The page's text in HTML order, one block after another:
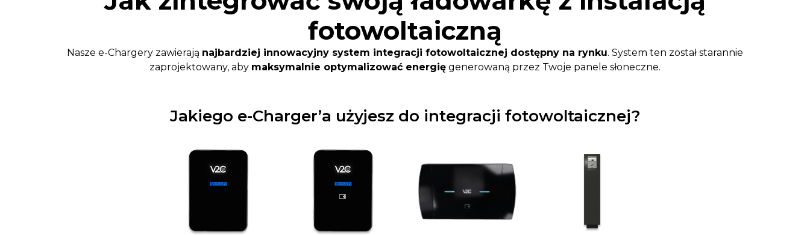
fotowoltaiczną
Nasze e-Chargery zawierają najbardziej innowacyjny system integracji fotowoltaicznej dostępny na rynku. System ten został starannie
zaprojektowany, aby maksymalnie optymalizować energię generowaną przez Twoje panele słoneczne.
Jakiego e-Charger’a użyjesz do integracji fotowoltaicznej?